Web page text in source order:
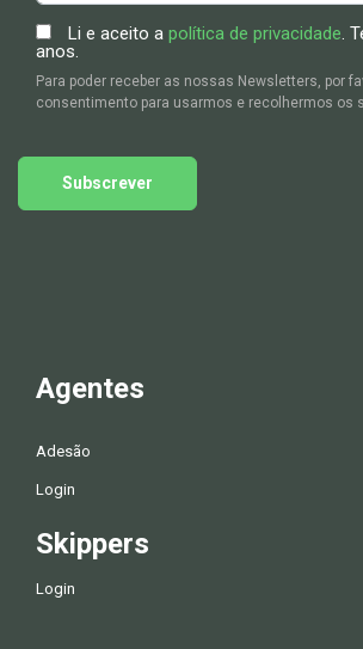
Li e aceito a política de privacidade.
anos.
Para poder receber as nossas Newsletters, por
consentimento para usarmos e recolhermos os
Subscrever
Agentes
Adesão
Login
Skippers
Login